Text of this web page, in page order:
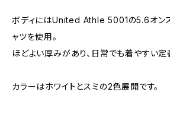
ボディにはUnited Athle 5001の5.6オン
ャツを使用。
ほどよい厚みがあり、日常でも着やすい定
カラーはホワイトとスミの2色展開です。